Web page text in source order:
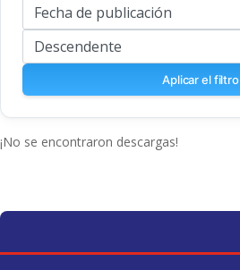
Aplicar el filtro
¡No se encontraron descargas!